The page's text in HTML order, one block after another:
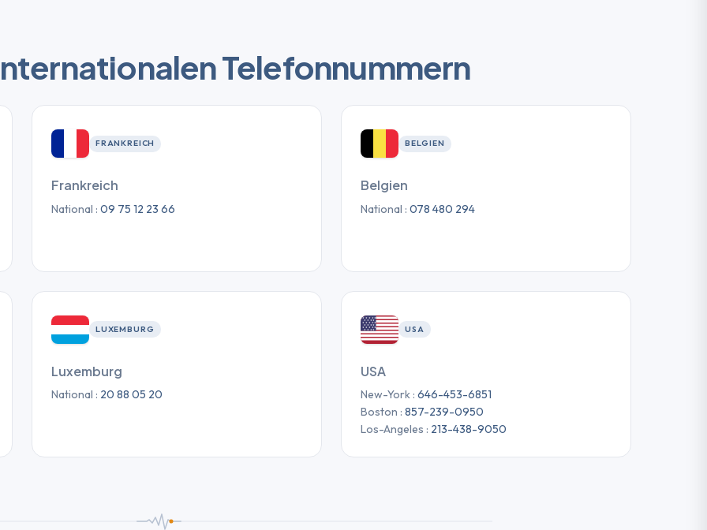
Telefonnummern
FRANKREICH
Frankreich
National : 09 75 12 23 66
BELGIEN
Belgien
National : 078 480 294
LUXEMBURG
Luxemburg
National : 20 88 05 20
★★ ★ ★ ★
★★★★
★★★★★
★★★★
★★★★★
★★★★ USA
USA
New-York : 646-453-6851
Boston : 857-239-0950
Los-Angeles : 213-438-9050